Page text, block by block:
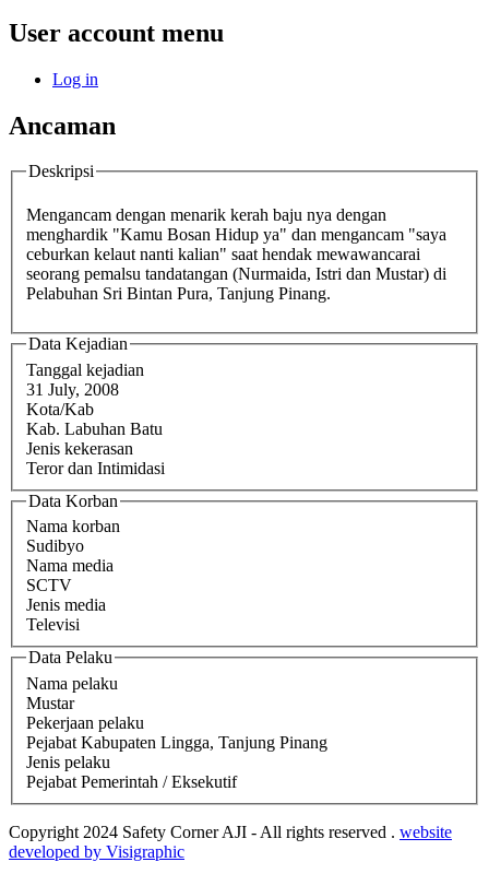
User account menu
Log in
Ancaman
Deskripsi
Mengancam dengan menarik kerah baju nya dengan
menghardik "Kamu Bosan Hidup ya" dan mengancam "saya
ceburkan kelaut nanti kalian" saat hendak mewawancarai
seorang pemalsu tandatangan (Nurmaida, Istri dan Mustar) di
Pelabuhan Sri Bintan Pura, Tanjung Pinang.
Data Kejadian
Tanggal kejadian
31 July, 2008
Kota/Kab
Kab. Labuhan Batu
Jenis kekerasan
Teror dan Intimidasi
Data Korban
Nama korban
Sudibyo
Nama media
SCTV
Jenis media
Televisi
Data Pelaku
Nama pelaku
Mustar
Pekerjaan pelaku
Pejabat Kabupaten Lingga, Tanjung Pinang
Jenis pelaku
Pejabat Pemerintah / Eksekutif
Copyright 2024 Safety Corner AJI - All rights reserved . website
developed by Visigraphic